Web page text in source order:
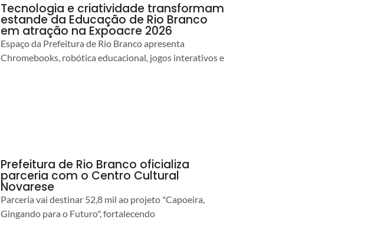
Tecnologia e criatividade transformam
estande da Educação de Rio Branco
em atração na Expoacre 2026
Espaço da Prefeitura de Rio Branco apresenta
Chromebooks, robótica educacional, jogos interativos e
Prefeitura de Rio Branco oficializa
parceria com o Centro Cultural
Novarese
Parceria vai destinar 52,8 mil ao projeto "Capoeira,
Gingando para o Futuro", fortalecendo